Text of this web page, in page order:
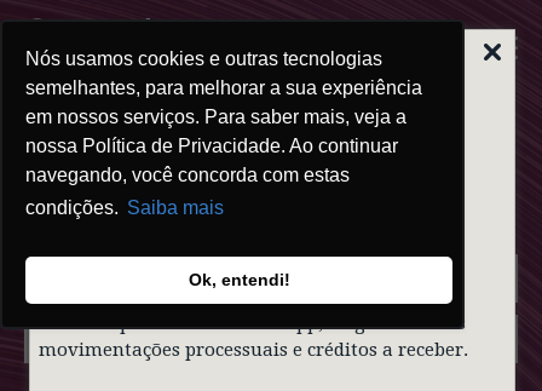
ALERTA | GOLPEDO FALSO
ADVOGADO
Prezados clientes,
Informamos que indivíduos mal-intencionados
identidade visual do nosso sócio
contatar pessoas via WhatsApp, alegando falsas
movimentações processuais e créditos a receber.
Nós usamos cookies e outras tecnologias
semelhantes, para melhorar a sua experiência
em nossos serviços. Para saber mais, veja a
nossa Política de Privacidade. Ao continuar
navegando, você concorda com estas
condições. Saiba mais
Ok, entendi!
Blog